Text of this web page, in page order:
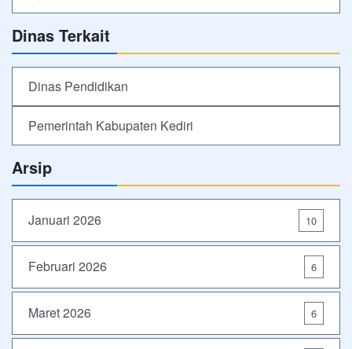
Dinas Terkait
Dinas Pendidikan
Pemerintah Kabupaten Kediri
Arsip
Januari 2026 10
Februari 2026 6
Maret 2026 6